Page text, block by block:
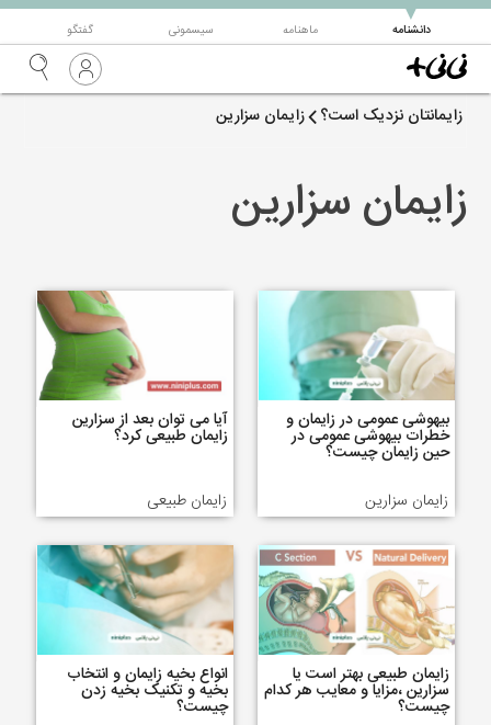
دانشنامه
▼ ماهنامه سیسمونی گفتگو
زایمانتان نزدیک است؟ زایمان سزارین
زایمان سزارین
بیهوشی عمومی در زایمان و
خطرات بیهوشی عمومی در
حین زایمان چیست؟
زایمان سزارین
آیا می توان بعد از سزارین
زايمان طبيعی کرد؟
زایمان طبیعی
زایمان طبیعی بهتر است یا
سزارین ،مزایا و معایب هر کدام
چیست؟
انواع بخیه زایمان و انتخاب
بخیه و تکنیک بخیه زدن
چیست؟